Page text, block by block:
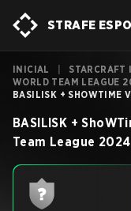
STRAFE
INICIAL STARCRAFT
WORLD TEAM LEAGUE
BASILISK + SHOWTIME
BASILISK +
Team League